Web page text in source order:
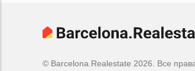
© Barcelona.Realestate 2026. Все